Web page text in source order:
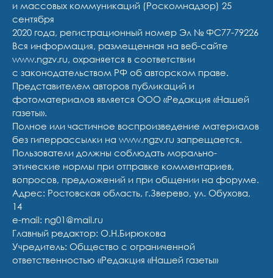
и массовых коммуникаций (Роскомнадзор) 25
сентября
2020 года, регистрационный номер Эл № ФС77-79226
Вся информация, размещенная на веб-сайте
www.ngzv.ru, охраняется в соответствии
с законодательством РФ об авторском праве.
Представителем авторов публикаций и
фотоматериалов является ООО «Редакция «Нашей
газеты».
Полное или частичное воспроизведение материалов
без гиперрассылки на www.ngzv.ru запрещается.
Пользователи должны соблюдать морально-
этические нормы при отправке комментариев,
вопросов, предложений и при общении на форуме.
Адрес: Ростовская область, г.Зверево, ул. Обухова,
14
e-mail: ng01@mail.ru
Главный редактор: О.Н.Бирюкова
Учредитель: Общество с ограниченной
ответственностью «Редакция «Нашей газеты»